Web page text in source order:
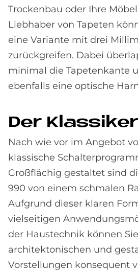
Trockenbau oder Ihre
Liebhaber von Tapeten
eine Variante mit drei
zurückgreifen. Dabei
minimal die Tapetenkante
ebenfalls eine optische
Der
Nach wie vor im Angebot
klassische
Großflächig gestaltet sind
990 von einem schmalen
Aufgrund dieser klaren
vielseitigen
der Haustechnik können
architektonischen und
Vorstellungen konsequent